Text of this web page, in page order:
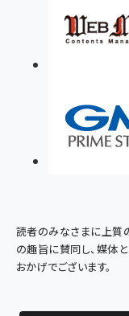
読者のみなさまに上質
の趣旨に賛同し、媒体
おかげでございます。